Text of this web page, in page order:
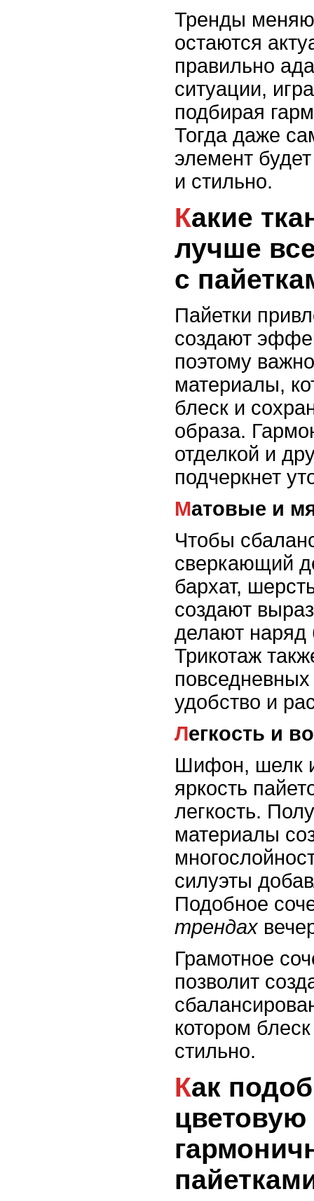
Тренды
остаются
правильно
ситуации,
подбирая
Тогда даже
элемент
и стильно.
Какие ткани и фактуры
лучше
с
Пайетки
создают
поэтому
материалы,
блеск и
образа.
отделкой и
подчеркнет
Матовые и
Чтобы
сверкающий
бархат,
создают
делают наряд
Трикотаж
удобство и
Легкость и
Шифон, шелк
яркость
легкость.
материалы
силуэты
Подобное
трендах
Грамотное
позволит
котором
стильно.
Как подобрать